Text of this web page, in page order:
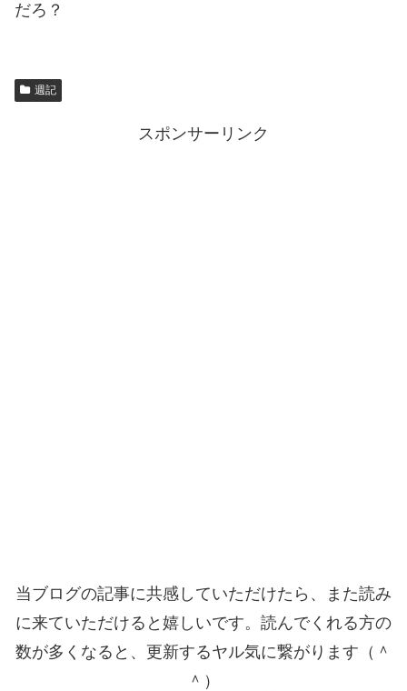
だろ？
週記
スポンサーリンク
当ブログの記事に共感していただけたら、また読み
に来ていただけると嬉しいです。読んでくれる方の
数が多くなると、更新するヤル気に繋がります（＾
＾）